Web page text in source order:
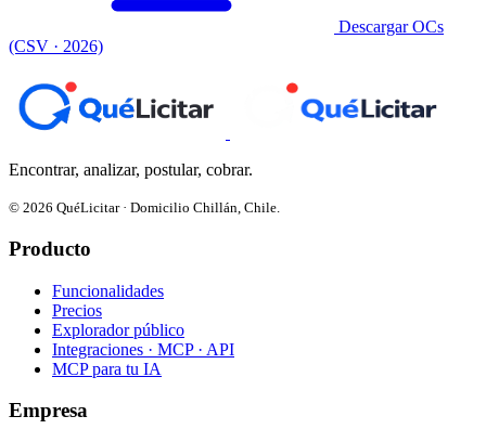
Descargar OCs
(CSV · 2026)
Encontrar, analizar, postular, cobrar.
© 2026 QuéLicitar · Domicilio Chillán, Chile.
Producto
Funcionalidades
Precios
Explorador público
Integraciones · MCP · API
MCP para tu IA
Empresa